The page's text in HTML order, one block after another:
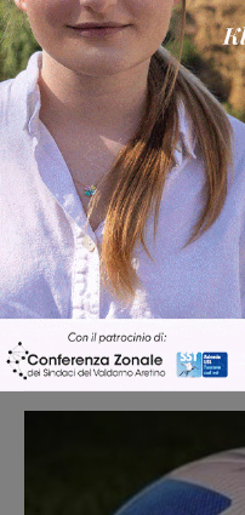
Gianni, Giulia e
processo, lo stop ai
Articolo precedente
Furti in abitazione: i carabinieri
denunciano due persone
Ultime Notizie